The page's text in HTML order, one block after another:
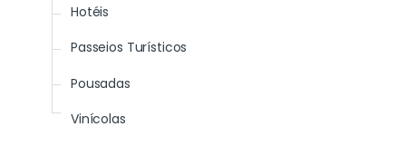
Hotéis
Passeios Turísticos
Pousadas
Vinícolas